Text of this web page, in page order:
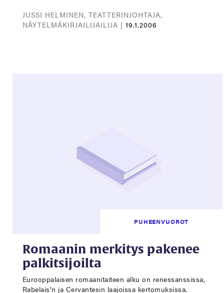
JUSSI HELMINEN, TEATTERINJOHTAJA,
NÄYTELMÄKIRJAILIJAILIJA | 19.1.2006
PUHEENVUOROT
Romaanin merkitys pakenee
palkitsijoilta
Eurooppalaisen romaanitaiteen alku on renessanssissa,
Rabelais’n ja Cervantesin laajoissa kertomuksissa.